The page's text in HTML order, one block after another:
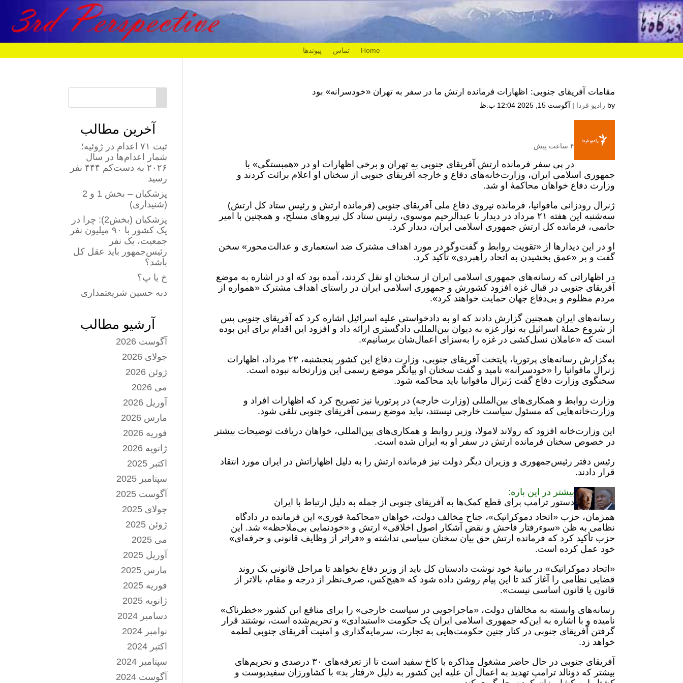
Home تماس پیوندها
مقامات آفریقای جنوبی: اظهارات فرمانده ارتش ما در سفر به تهران «خودسرانه» بود
by رادیو فردا | آگوست 15, 2025 12:04 ب.ظ
۴ ساعت پیش
در پی سفر فرمانده ارتش آفریقای جنوبی به تهران و برخی اظهارات او در «همبستگی» با
جمهوری اسلامی ایران، وزارت‌خانه‌های دفاع و خارجه آفریقای جنوبی از سخنان او اعلام برائت کردند و
وزارت دفاع خواهان محاکمۀ او شد.
ژنرال رودزانی مافوانیا، فرمانده نیروی دفاع ملی آفریقای جنوبی (فرمانده ارتش و رئیس ستاد کل ارتش)
سه‌شنبه این هفته ۲۱ مرداد در دیدار با عبدالرحیم موسوی، رئیس ستاد کل نیروهای مسلح، و همچنین با امیر
حاتمی، فرمانده کل ارتش جمهوری اسلامی ایران، دیدار کرد.
او در این دیدارها از «تقویت روابط و گفت‌وگو در مورد اهداف مشترک ضد استعماری و عدالت‌محور» سخن
گفت و بر «عمق بخشیدن به اتحاد راهبردی» تأکید کرد.
در اظهاراتی که رسانه‌های جمهوری اسلامی ایران از سخنان او نقل کردند، آمده بود که او در اشاره به موضع
آفریقای جنوبی در قبال غزه افزود کشورش و جمهوری اسلامی ایران در راستای اهداف مشترک «همواره از
مردم مظلوم و بی‌دفاع جهان حمایت خواهند کرد».
رسانه‌های ایران همچنین گزارش دادند که او به دادخواستی علیه اسرائیل اشاره کرد که آفریقای جنوبی پس
از شروع حملۀ اسرائیل به نوار غزه به دیوان بین‌المللی دادگستری ارائه داد و افزود این اقدام برای این بوده
است که «عاملان نسل‌کشی در غزه را به‌سزای اعمال‌شان برسانیم».
به‌گزارش رسانه‌های پرتوریا، پایتخت آفریقای جنوبی، وزارت دفاع این کشور پنجشنبه، ۲۳ مرداد، اظهارات
ژنرال مافوانیا را «خودسرانه» نامید و گفت سخنان او بیانگر موضع رسمی این وزارتخانه نبوده است.
سخنگوی وزارت دفاع گفت ژنرال مافوانیا باید محاکمه شود.
وزارت روابط و همکاری‌های بین‌المللی (وزارت خارجه) در پرتوریا نیز تصریح کرد که اظهارات افراد و
وزارت‌خانه‌هایی که مسئول سیاست خارجی نیستند، نباید موضع رسمی آفریقای جنوبی تلقی شود.
این وزارت‌خانه افزود که رولاند لامولا، وزیر روابط و همکاری‌های بین‌المللی، خواهان دریافت توضیحات بیشتر
در خصوص سخنان فرمانده ارتش در سفر او به ایران شده است.
رئیس دفتر رئیس‌جمهوری و وزیران دیگر دولت نیز فرمانده ارتش را به دلیل اظهاراتش در ایران مورد انتقاد
قرار دادند.
بیشتر در این باره:
دستور ترامپ برای قطع کمک‌ها به آفریقای جنوبی از جمله به دلیل ارتباط با ایران
همزمان، حزب «اتحاد دموکراتیک»، جناح مخالف دولت، خواهان «محاکمۀ فوری» این فرمانده در دادگاه
نظامی به ظن «سوء‌رفتار فاحش و نقض آشکار اصول اخلاقی» ارتش و «خودنمایی بی‌ملاحظه» شد. این
حزب تأکید کرد که فرمانده ارتش حق بیان سخنان سیاسی نداشته و «فراتر از وظایف قانونی و حرفه‌ای»
خود عمل کرده است.
«اتحاد دموکراتیک» در بیانیۀ خود نوشت دادستان کل باید از وزیر دفاع بخواهد تا مراحل قانونی یک روند
قضایی نظامی را آغاز کند تا این پیام روشن داده شود که «هیچ‌کس، صرف‌نظر از درجه و مقام، بالاتر از
قانون یا قانون اساسی نیست».
رسانه‌های وابسته به مخالفان دولت، «ماجراجویی در سیاست خارجی» را برای منافع این کشور «خطرناک»
نامیده و با اشاره به این‌که جمهوری اسلامی ایران یک حکومت «استبدادی» و تحریم‌شده است، نوشتند قرار
گرفتن آفریقای جنوبی در کنار چنین حکومت‌هایی به تجارت، سرمایه‌گذاری و امنیت آفریقای جنوبی لطمه
خواهد زد.
آفریقای جنوبی در حال حاضر مشغول مذاکره با کاخ سفید است تا از تعرفه‌های ۳۰ درصدی و تحریم‌های
بیشتر که دونالد ترامپ تهدید به اعمال آن علیه این کشور به دلیل «رفتار بد» با کشاورزان سفیدپوست و
آخرین مطالب
ثبت ۷۱ اعدام در ژوئیه؛
شمار اعدام‌ها در سال
۲۰۲۶ به دست‌کم ۴۴۴ نفر
رسید
پزشکیان – بخش 1 و 2
(شنیداری)
پزشکیان (بخش2): چرا در
یک کشور با ۹۰ میلیون نفر
جمعیت، یک نفر
رئیس‌جمهور باید عقل کل
باشد؟
خ یا پ؟
دبه حسین شریعتمداری
آرشیو مطالب
آگوست 2026
جولای 2026
ژوئن 2026
می 2026
آوریل 2026
مارس 2026
فوریه 2026
ژانویه 2026
اکتبر 2025
سپتامبر 2025
آگوست 2025
جولای 2025
ژوئن 2025
می 2025
آوریل 2025
مارس 2025
فوریه 2025
ژانویه 2025
دسامبر 2024
نوامبر 2024
اکتبر 2024
سپتامبر 2024
آگوست 2024